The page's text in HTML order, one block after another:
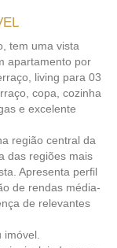
tem uma vista
apartamento por
living para 03
copa, cozinha
e excelente
região central da
das regiões mais
Apresenta perfil
de rendas média-
de relevantes